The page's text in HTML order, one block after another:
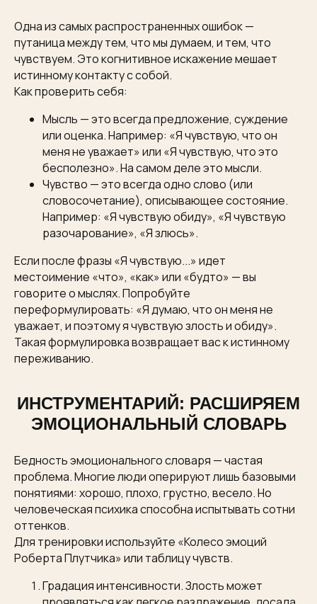
Одна из самых распространенных ошибок —
путаница между тем, что мы думаем, и тем, что
чувствуем. Это когнитивное искажение мешает
истинному контакту с собой.
Как проверить себя:
Мысль — это всегда предложение, суждение
или оценка. Например: «Я чувствую, что он
меня не уважает» или «Я чувствую, что это
бесполезно». На самом деле это мысли.
Чувство — это всегда одно слово (или
словосочетание), описывающее состояние.
Например: «Я чувствую обиду», «Я чувствую
разочарование», «Я злюсь».
Если после фразы «Я чувствую...» идет
местоимение «что», «как» или «будто» — вы
говорите о мыслях. Попробуйте
переформулировать: «Я думаю, что он меня не
уважает, и поэтому я чувствую злость и обиду».
Такая формулировка возвращает вас к истинному
переживанию.
ИНСТРУМЕНТАРИЙ: РАСШИРЯЕМ
ЭМОЦИОНАЛЬНЫЙ СЛОВАРЬ
Бедность эмоционального словаря — частая
проблема. Многие люди оперируют лишь базовыми
понятиями: хорошо, плохо, грустно, весело. Но
человеческая психика способна испытывать сотни
оттенков.
Для тренировки используйте «Колесо эмоций
Роберта Плутчика» или таблицу чувств.
Градация интенсивности. Злость может